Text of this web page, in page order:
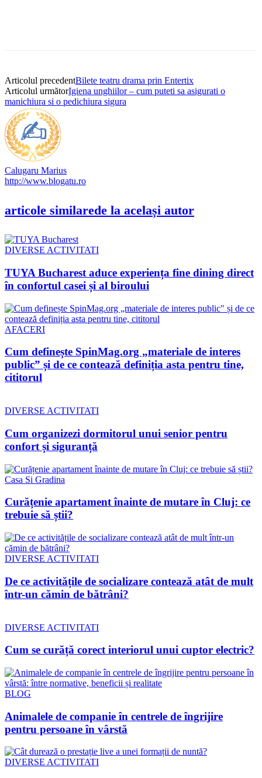
Articolul precedentBilete teatru drama prin Entertix
Articolul următorIgiena unghiilor – cum puteti sa asigurati o
manichiura si o pedichiura sigura
Calugaru Marius
http://www.blogatu.ro
articole similarede la același autor
DIVERSE ACTIVITATI
TUYA Bucharest aduce experiența fine dining direct
în confortul casei și al biroului
AFACERI
Cum definește SpinMag.org „materiale de interes
public” și de ce contează definiția asta pentru tine,
cititorul
DIVERSE ACTIVITATI
Cum organizezi dormitorul unui senior pentru
confort și siguranță
Casa Si Gradina
Curățenie apartament înainte de mutare în Cluj: ce
trebuie să știi?
DIVERSE ACTIVITATI
De ce activitățile de socializare contează atât de mult
într-un cămin de bătrâni?
DIVERSE ACTIVITATI
Cum se curăță corect interiorul unui cuptor electric?
BLOG
Animalele de companie în centrele de îngrijire
pentru persoane în vârstă
DIVERSE ACTIVITATI